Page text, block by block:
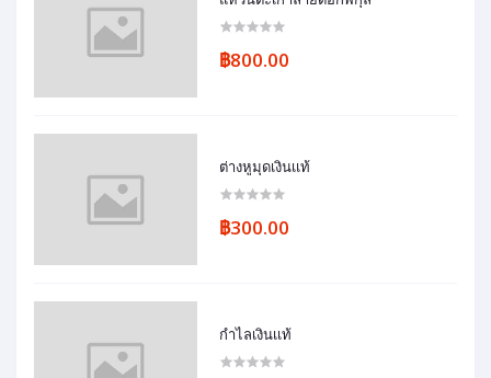
฿800.00
ต่างหูมุดเงินเเท้
฿300.00
กำไลเงินเเท้